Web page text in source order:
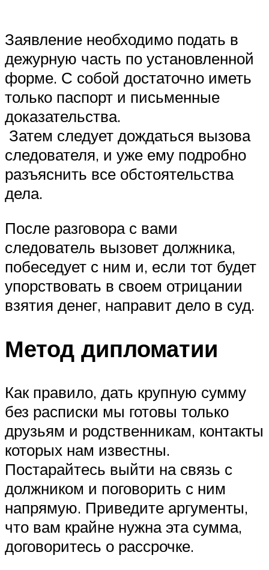
Заявление необходимо подать в
дежурную часть по установленной
форме. С собой достаточно иметь
только паспорт и письменные
доказательства.
Затем следует дождаться вызова
следователя, и уже ему подробно
разъяснить все обстоятельства
дела.
После разговора с вами
следователь вызовет должника,
побеседует с ним и, если тот будет
упорствовать в своем отрицании
взятия денег, направит дело в суд.
Метод дипломатии
Как правило, дать крупную сумму
без расписки мы готовы только
друзьям и родственникам, контакты
которых нам известны.
Постарайтесь выйти на связь с
должником и поговорить с ним
напрямую. Приведите аргументы,
что вам крайне нужна эта сумма,
договоритесь о рассрочке.